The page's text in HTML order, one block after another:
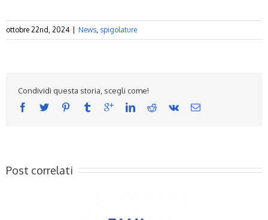
ottobre 22nd, 2024 News, spigolature
Condividi questa storia, scegli come!
Post correlati